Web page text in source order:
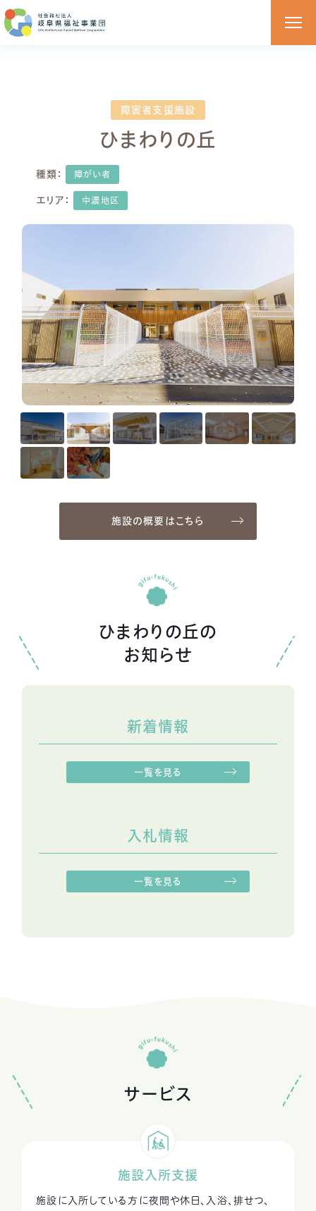
障害者支援施設
ひまわりの丘
種類： 障がい者
エリア： 中濃地区
施設の概要はこちら
ひまわりの丘の
お知らせ
新着情報
一覧を見る
入札情報
一覧を見る
サービス
施設入所支援
施設に入所している方に夜間や休日、入浴、排せつ、